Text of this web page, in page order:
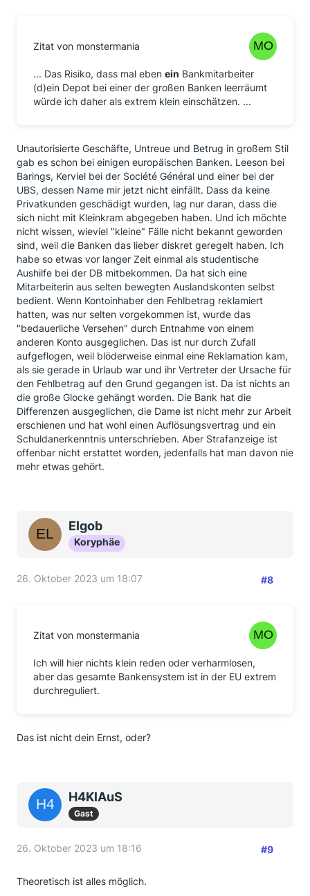
Zitat von monstermania
... Das Risiko, dass mal eben ein Bankmitarbeiter
(d)ein Depot bei einer der großen Banken leerräumt
würde ich daher als extrem klein einschätzen. ...
Unautorisierte Geschäfte, Untreue und Betrug in großem Stil
gab es schon bei einigen europäischen Banken. Leeson bei
Barings, Kerviel bei der Société Général und einer bei der
UBS, dessen Name mir jetzt nicht einfällt. Dass da keine
Privatkunden geschädigt wurden, lag nur daran, dass die
sich nicht mit Kleinkram abgegeben haben. Und ich möchte
nicht wissen, wieviel "kleine" Fälle nicht bekannt geworden
sind, weil die Banken das lieber diskret geregelt haben. Ich
habe so etwas vor langer Zeit einmal als studentische
Aushilfe bei der DB mitbekommen. Da hat sich eine
Mitarbeiterin aus selten bewegten Auslandskonten selbst
bedient. Wenn Kontoinhaber den Fehlbetrag reklamiert
hatten, was nur selten vorgekommen ist, wurde das
"bedauerliche Versehen" durch Entnahme von einem
anderen Konto ausgeglichen. Das ist nur durch Zufall
aufgeflogen, weil blöderweise einmal eine Reklamation kam,
als sie gerade in Urlaub war und ihr Vertreter der Ursache für
den Fehlbetrag auf den Grund gegangen ist. Da ist nichts an
die große Glocke gehängt worden. Die Bank hat die
Differenzen ausgeglichen, die Dame ist nicht mehr zur Arbeit
erschienen und hat wohl einen Auflösungsvertrag und ein
Schuldanerkenntnis unterschrieben. Aber Strafanzeige ist
offenbar nicht erstattet worden, jedenfalls hat man davon nie
mehr etwas gehört.
Elgob
Koryphäe
26. Oktober 2023 um 18:07 #8
Zitat von monstermania
Ich will hier nichts klein reden oder verharmlosen,
aber das gesamte Bankensystem ist in der EU extrem
durchreguliert.
Das ist nicht dein Ernst, oder?
H4KlAuS
Gast
26. Oktober 2023 um 18:16 #9
Theoretisch ist alles möglich.